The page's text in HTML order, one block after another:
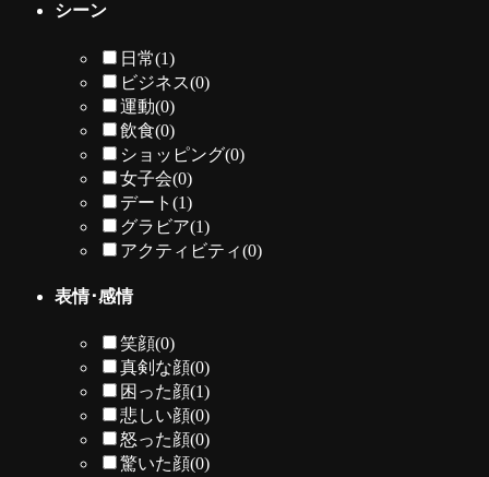
シーン
日常(1)
ビジネス(0)
運動(0)
飲食(0)
ショッピング(0)
女子会(0)
デート(1)
グラビア(1)
アクティビティ(0)
表情･感情
笑顔(0)
真剣な顔(0)
困った顔(1)
悲しい顔(0)
怒った顔(0)
驚いた顔(0)